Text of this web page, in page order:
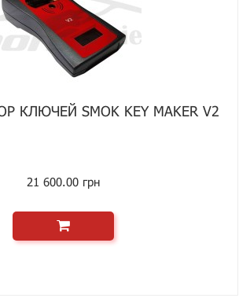
КЛЮЧЕЙ SMOK KEY MAKER V2
21 600.00 грн